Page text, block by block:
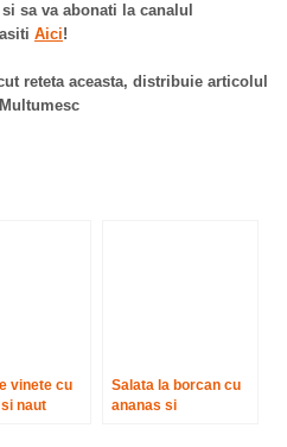
si sa va abonati la canalul
Aici!
reteta aceasta, distribuie articolul
vinete cu
naut
Salata la borcan cu
ananas si